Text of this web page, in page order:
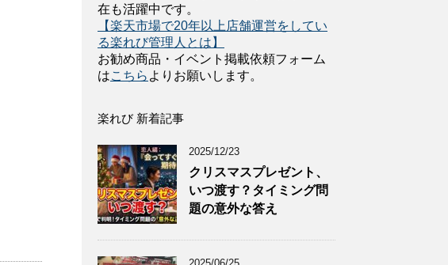
在も活躍中です。
【楽天市場で20年以上店舗運営をしてい
る楽れび管理人とは】
お勧め商品・イベント掲載依頼フォーム
はこちら よりお願いします。
楽れび 新着記事
2025/12/23
クリスマスプレゼント、
いつ渡す？タイミング問
題の意外な答え